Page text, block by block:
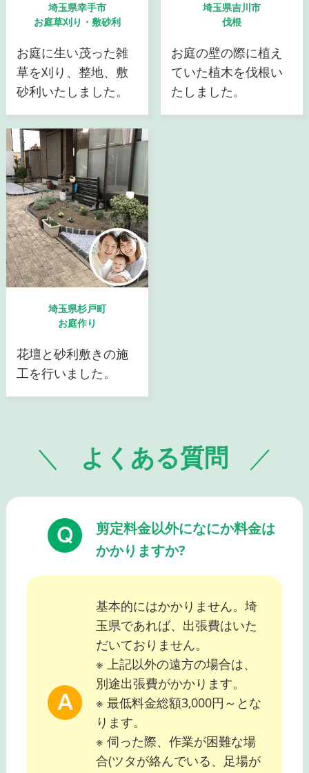
埼玉県幸手市
お庭草刈り・敷砂利
お庭に生い茂った雑
草を刈り、整地、敷
砂利いたしました。
埼玉県吉川市
伐根
お庭の壁の際に植え
ていた植木を伐根い
たしました。
埼玉県杉戸町
お庭作り
花壇と砂利敷きの施
工を行いました。
よくある質問
剪定料金以外になにか料金は
かかりますか?
基本的にはかかりません。埼
玉県であれば、出張費はいた
だいておりません。
※ 上記以外の遠方の場合は、
別途出張費がかかります。
※ 最低料金総額3,000円～とな
ります。
※ 伺った際、作業が困難な場
合(ツタが絡んでいる、足場が